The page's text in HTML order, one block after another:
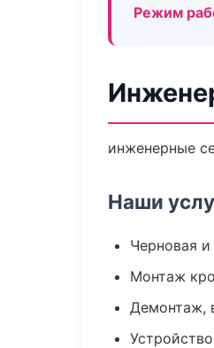
Режим
инженерные
Наши
Черновая и
Монтаж
Демонтаж,